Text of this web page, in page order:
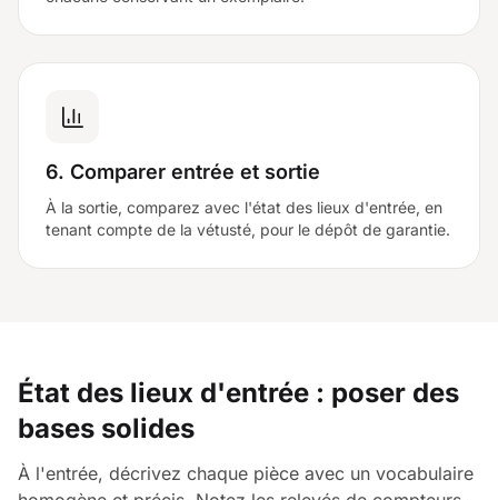
6. Comparer entrée et sortie
À la sortie, comparez avec l'état des lieux d'entrée, en
tenant compte de la vétusté, pour le dépôt de garantie.
État des lieux d'entrée : poser des
bases solides
À l'entrée, décrivez chaque pièce avec un vocabulaire